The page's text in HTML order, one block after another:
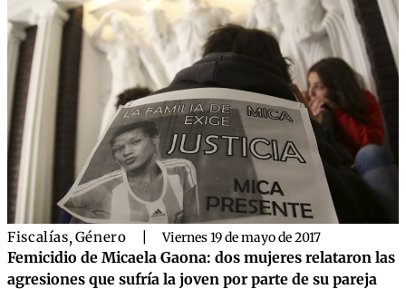
Fiscalías,Género Viernes 19 de mayo de 2017
Femicidio de Micaela Gaona: dos mujeres relataron las
agresiones que sufría la joven por parte de su pareja